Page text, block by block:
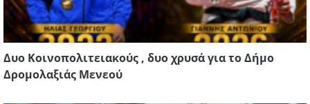
Δυο Κοινοπολιτειακούς , δυο χρυσά για το Δήμο
Δρομολαξιάς Μενεού